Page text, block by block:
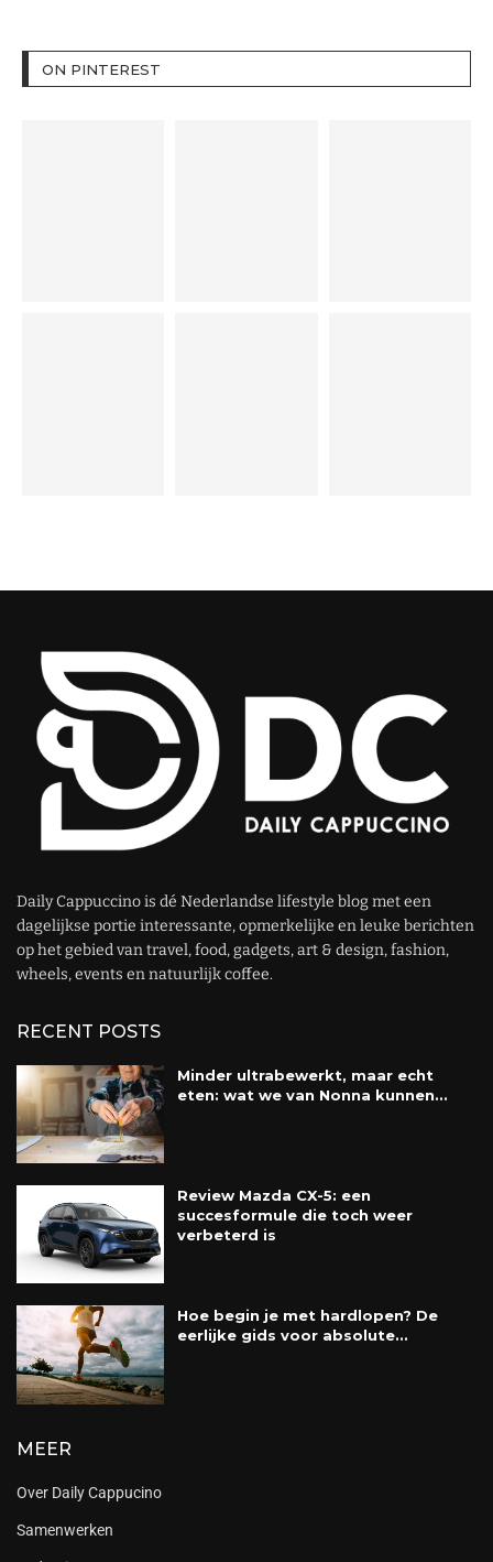
ON PINTEREST
Daily Cappuccino is dé Nederlandse lifestyle blog met een
dagelijkse portie interessante, opmerkelijke en leuke berichten
op het gebied van travel, food, gadgets, art & design, fashion,
wheels, events en natuurlijk coffee.
RECENT POSTS
Minder ultrabewerkt, maar echt
eten: wat we van Nonna kunnen...
Review Mazda CX-5: een
succesformule die toch weer
verbeterd is
Hoe begin je met hardlopen? De
eerlijke gids voor absolute...
MEER
Over Daily Cappucino
Samenwerken